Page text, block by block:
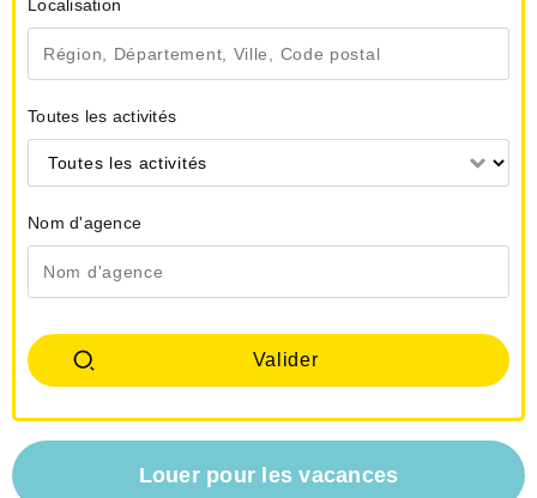
Localisation
Toutes les activités
Toutes les activités
Nom d'agence
Louer pour les vacances